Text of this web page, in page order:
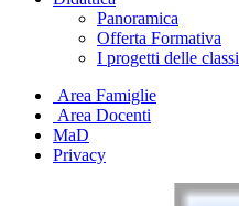
Panoramica
Offerta Formativa
I progetti delle classi
Area Famiglie
Area Docenti
MaD
Privacy